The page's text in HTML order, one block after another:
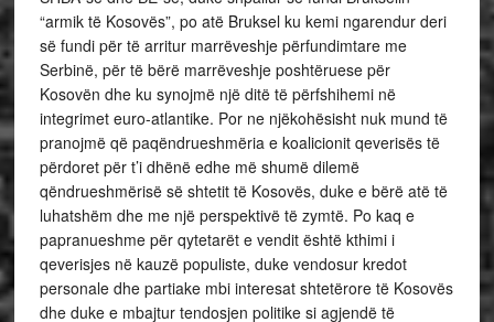
“armik të Kosovës”, po atë Bruksel ku kemi ngarendur deri
së fundi për të arritur marrëveshje përfundimtare me
Serbinë, për të bërë marrëveshje poshtëruese për
Kosovën dhe ku synojmë një ditë të përfshihemi në
integrimet euro-atlantike. Por ne njëkohësisht nuk mund të
pranojmë që paqëndrueshmëria e koalicionit qeverisës të
përdoret për t’i dhënë edhe më shumë dilemë
qëndrueshmërisë së shtetit të Kosovës, duke e bërë atë të
luhatshëm dhe me një perspektivë të zymtë. Po kaq e
papranueshme për qytetarët e vendit është kthimi i
qeverisjes në kauzë populiste, duke vendosur kredot
personale dhe partiake mbi interesat shtetërore të Kosovës
dhe duke e mbajtur tendosjen politike si agjendë të